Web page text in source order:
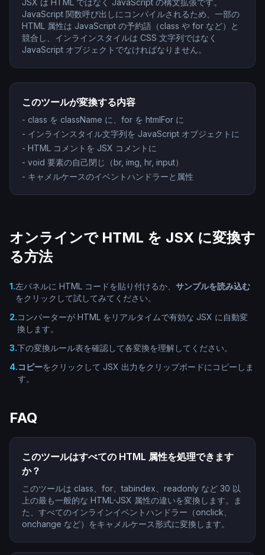
JSX は HTML ではなく JavaScript の構文拡張です。
JavaScript 関数呼び出しにコンパイルされるため、一部の
HTML 属性は JavaScript の予約語（class や for など）と
競合し、インラインスタイルは CSS 文字列ではなく
JavaScript オブジェクトでなければなりません。
このツールが変換する内容
- class を className に、for を htmlFor に
- インラインスタイル文字列を JavaScript オブジェクトに
- HTML コメントを JSX コメントに
- void 要素の自己閉じ（br, img, hr, input）
- キャメルケースのイベントハンドラーと属性
オンラインで HTML を JSX に変換す
る方法
1.左パネルに HTML コードを貼り付けるか、 サンプルを読み込む
をクリックして試してみてください。
2.コンバーターが HTML をリアルタイムで有効な JSX に自動変
換します。
3.下の変換ルール表を確認して各変換を理解してください。
4.コピーをクリックして JSX 出力をクリップボードにコピーしま
す。
FAQ
このツールはすべての HTML 属性を処理できます
か？
このツールは class、for、tabindex、readonly など 30 以
上の最も一般的な HTML-JSX 属性の違いを変換します。ま
た、すべてのインラインイベントハンドラー（onclick、
onchange など）をキャメルケース形式に変換します。